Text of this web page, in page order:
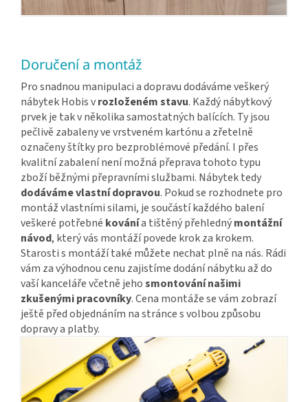
Doručení a montáž
Pro snadnou manipulaci a dopravu dodáváme veškerý
nábytek Hobis vrozloženém stavu. Každý nábytkový
prvek je tak v několika samostatných balících. Ty jsou
pečlivě zabaleny ve vrstveném kartónu a zřetelně
označeny štítky pro bezproblémové předání. I přes
kvalitní zabalení není možná přeprava tohoto typu
zboží běžnými přepravními službami. Nábytek tedy
dodáváme vlastní dopravou. Pokud se rozhodnete pro
montáž vlastními silami, je součástí každého balení
veškeré potřebné kovánía tištěný přehlednýmontážní
návod, který vás montáží povede krok za krokem.
Starosti s montáží také můžete nechat plně na nás. Rádi
vám za výhodnou cenu zajistíme dodání nábytku až do
vaší kanceláře včetně jehosmontování našimi
zkušenými pracovníky. Cena montáže se vám zobrazí
ještě před objednáním na stránce s volbou způsobu
dopravy a platby.